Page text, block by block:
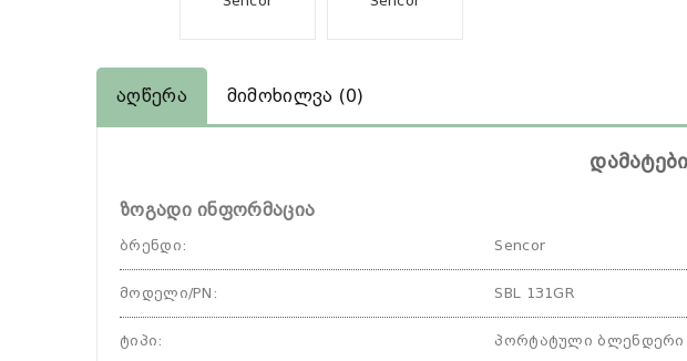
Აღწერა Მიმოხილვა (0)
ზოგადი ინფორმაცია
ბრენდი: Sencor
მოდელი/PN : SBL 131GR
ტიპი: პორტატული ბლენდერი